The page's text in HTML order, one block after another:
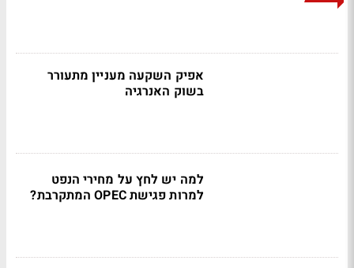
אפיק השקעה מעניין מתעורר
בשוק האנרגיה
למה יש לחץ על מחירי הנפט
למרות פגישת OPEC המתקרבת?